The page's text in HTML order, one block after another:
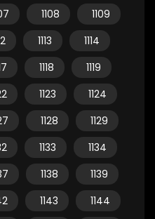
1108
1109
1113
1114
1118
1119
1123
1124
1128
1129
1133
1134
1138
1139
1143
1144